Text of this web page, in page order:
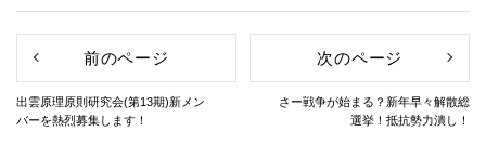
前のページ
出雲原理原則研究会(第13期)新メン
バーを熱烈募集します！
次のページ
さー戦争が始まる？新年早々解散総
選挙！抵抗勢力潰し！